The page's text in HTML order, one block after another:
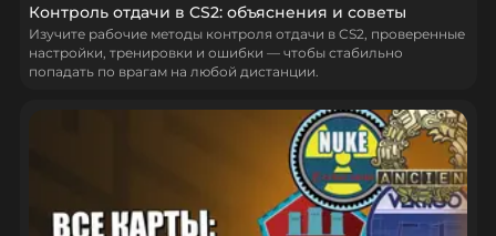
Контроль отдачи в CS2: объяснения и советы
Изучите рабочие методы контроля отдачи в CS2, проверенные
настройки, тренировки и ошибки — чтобы стабильно
попадать по врагам на любой дистанции.